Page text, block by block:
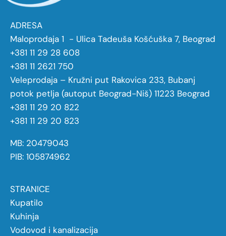
ADRESA
Maloprodaja 1 - Ulica Tadeuša Košćuška 7, Beograd
+381 11 29 28 608
+381 11 2621 750
Veleprodaja – Kružni put Rakovica 233, Bubanj
potok petlja (autoput Beograd-Niš) 11223 Beograd
+381 11 29 20 822
+381 11 29 20 823
MB: 20479043
PIB: 105874962
STRANICE
Kupatilo
Kuhinja
Vodovod i kanalizacija